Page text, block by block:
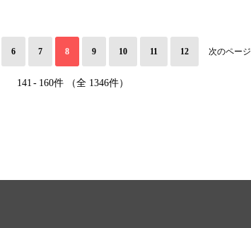
6 7 8 9 10 11 12 次のページ
141 - 160件 （全 1346件）